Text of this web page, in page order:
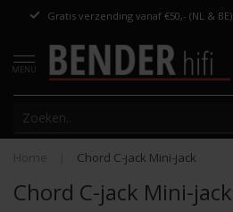
Gratis verzending vanaf €50,- (NL & BE)
MENU
Home Chord C-jack Mini-jack
Chord C-jack Mini-jack